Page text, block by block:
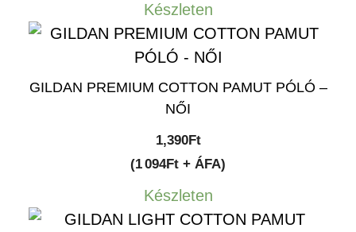
Készleten
GILDAN PREMIUM COTTON PAMUT PÓLÓ –
NŐI
1,390Ft
(1 094Ft + ÁFA)
Készleten